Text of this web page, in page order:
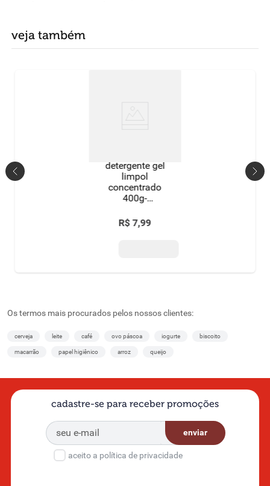
veja também
detergente gel
limpol
concentrado
400g-
R$ 7,99
Os termos mais procurados pelos nossos clientes:
cerveja leite café ovo páscoa iogurte biscoito
macarrão papel higiênico arroz queijo
cadastre-se para receber promoções
enviar
aceito a política de privacidade